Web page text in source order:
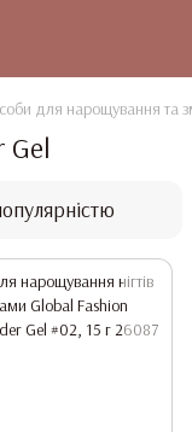
для нарощування та
Gel